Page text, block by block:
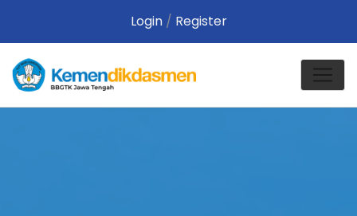
Login / Register